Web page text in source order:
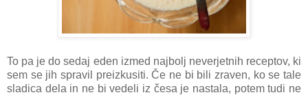
To pa je do sedaj eden izmed najbolj neverjetnih receptov, ki
sem se jih spravil preizkusiti. Če ne bi bili zraven, ko se tale
sladica dela in ne bi vedeli iz česa je nastala, potem tudi ne